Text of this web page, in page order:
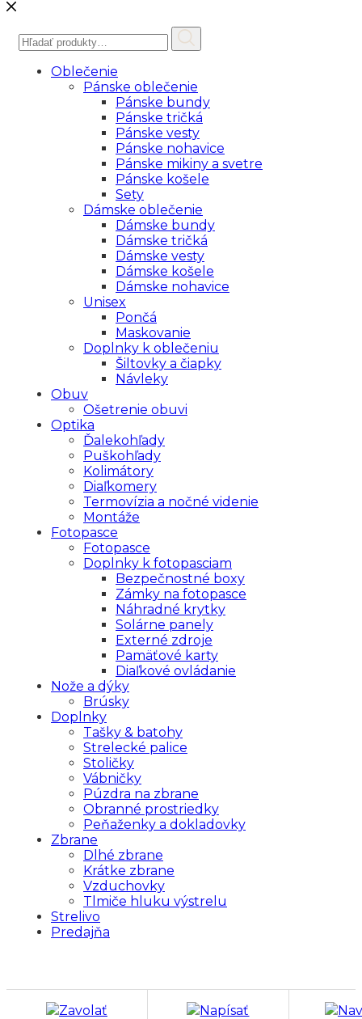
Hľadať:
Oblečenie
Pánske oblečenie
Pánske bundy
Pánske tričká
Pánske vesty
Pánske nohavice
Pánske mikiny a svetre
Pánske košele
Sety
Dámske oblečenie
Dámske bundy
Dámske tričká
Dámske vesty
Dámske košele
Dámske nohavice
Unisex
Pončá
Maskovanie
Doplnky k oblečeniu
Šiltovky a čiapky
Návleky
Obuv
Ošetrenie obuvi
Optika
Ďalekohľady
Puškohľady
Kolimátory
Diaľkomery
Termovízia a nočné videnie
Montáže
Fotopasce
Fotopasce
Doplnky k fotopasciam
Bezpečnostné boxy
Zámky na fotopasce
Náhradné krytky
Solárne panely
Externé zdroje
Pamäťové karty
Diaľkové ovládanie
Nože a dýky
Brúsky
Doplnky
Tašky & batohy
Strelecké palice
Stoličky
Vábničky
Púzdra na zbrane
Obranné prostriedky
Peňaženky a dokladovky
Zbrane
Dlhé zbrane
Krátke zbrane
Vzduchovky
Tlmiče hluku výstrelu
Strelivo
Predajňa
Zavolať Napísať